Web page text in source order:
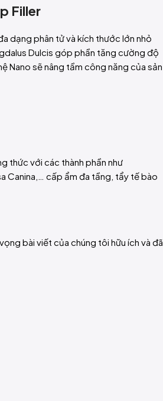
Filler
dạng phân tử và kích thước lớn nhỏ
Dulcis góp phần tăng cường độ
Nano sẽ nâng tầm công năng của sản
thức với các thành phần như
Canina,… cấp ẩm đa tầng, tẩy tế bào
bài viết của chúng tôi hữu ích và đã